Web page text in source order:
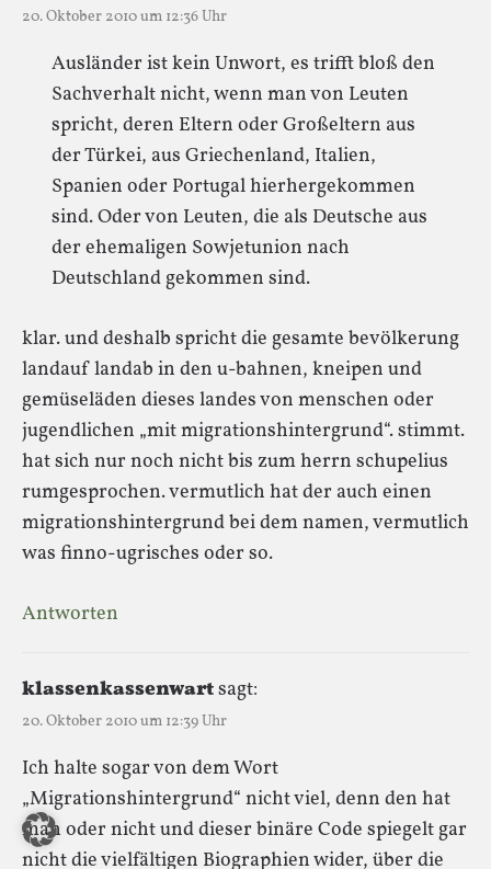
20. Oktober 2010 um 12:36 Uhr
Ausländer ist kein Unwort, es trifft bloß den
Sachverhalt nicht, wenn man von Leuten
spricht, deren Eltern oder Großeltern aus
der Türkei, aus Griechenland, Italien,
Spanien oder Portugal hierhergekommen
sind. Oder von Leuten, die als Deutsche aus
der ehemaligen Sowjetunion nach
Deutschland gekommen sind.
klar. und deshalb spricht die gesamte bevölkerung
landauf landab in den u-bahnen, kneipen und
gemüseläden dieses landes von menschen oder
jugendlichen „mit migrationshintergrund“. stimmt.
hat sich nur noch nicht bis zum herrn schupelius
rumgesprochen. vermutlich hat der auch einen
migrationshintergrund bei dem namen, vermutlich
was finno-ugrisches oder so.
Antworten
klassenkassenwartsagt:
20. Oktober 2010 um 12:39 Uhr
Ich halte sogar von dem Wort
„Migrationshintergrund“ nicht viel, denn den hat
man oder nicht und dieser binäre Code spiegelt gar
nicht die vielfältigen Biographien wider, über die